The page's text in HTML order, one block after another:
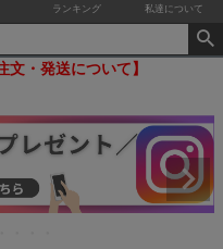
ランキング 私達について
文・発送について】